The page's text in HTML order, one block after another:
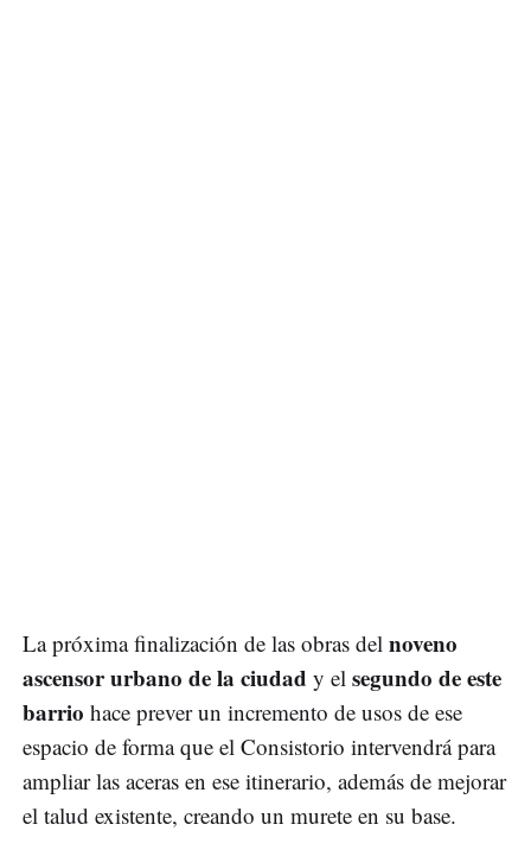
La próxima finalización de las obras del noveno
ascensor urbano de la ciudad y el segundo de este
barrio hace prever un incremento de usos de ese
espacio de forma que el Consistorio intervendrá para
ampliar las aceras en ese itinerario, además de mejorar
el talud existente, creando un murete en su base.